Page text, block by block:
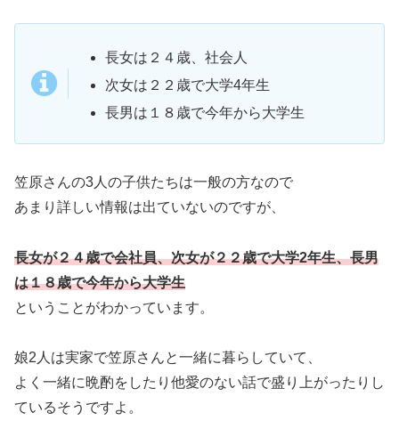
長女は２４歳、社会人
次女は２２歳で大学4年生
長男は１８歳で今年から大学生
笠原さんの3人の子供たちは一般の方なので
あまり詳しい情報は出ていないのですが、
長女が２４歳で会社員、次女が２２歳で大学2年生、長男
は１８歳で今年から大学生
ということがわかっています。
娘2人は実家で笠原さんと一緒に暮らしていて、
よく一緒に晩酌をしたり他愛のない話で盛り上がったりし
ているそうですよ。